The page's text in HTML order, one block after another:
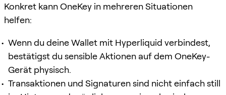
Konkret kann OneKey in mehreren Situationen
helfen:
Wenn du deine Wallet mit Hyperliquid verbindest,
bestätigst du sensible Aktionen auf dem OneKey-
Gerät physisch.
Transaktionen und Signaturen sind nicht einfach still